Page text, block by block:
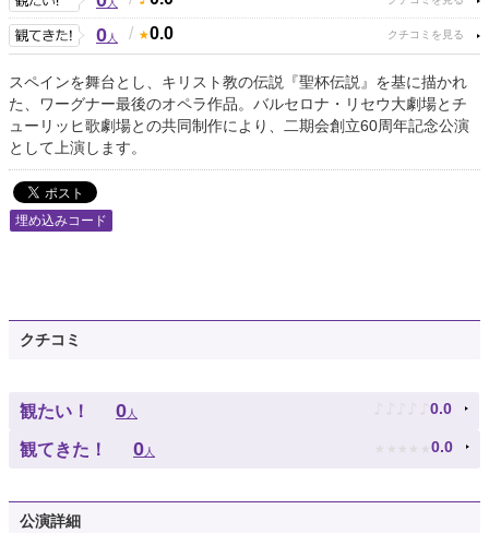
人
0人 / 0.0
スペインを舞台とし、キリスト教の伝説『聖杯伝説』を基に描かれ
た、ワーグナー最後のオペラ作品。バルセロナ・リセウ大劇場とチ
ューリッヒ歌劇場との共同制作により、二期会創立60周年記念公演
として上演します。
埋め込みコード
クチコミ
観たい！ 0人 ♪ ♪ ♪ ♪ ♪ 0.0
観てきた！ 0人 ★ ★ ★ ★ ★ 0.0
公演詳細